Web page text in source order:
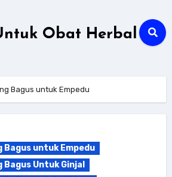
Obat Herbal
Bagus untuk Empedu
Bagus untuk Empedu
Bagus Untuk Ginjal